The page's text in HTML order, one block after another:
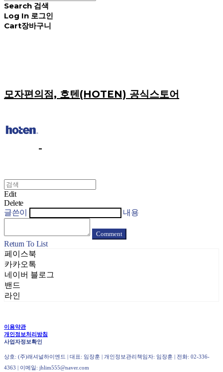
Search 검색
Log In 로그인
Cart장바구니
모자편의점, 호텐(HOTEN) 공식스토어
Edit
Delete
글쓴이
내용
Comment
Return To List
페이스북
카카오톡
네이버 블로그
밴드
라인
이용약관
개인정보처리방침
사업자정보확인
상호: (주)래셔널하이엔드 | 대표: 임장훈 | 개인정보관리책임자: 임장훈 | 전화: 02-336-
4363 | 이메일: jhlim555@naver.com